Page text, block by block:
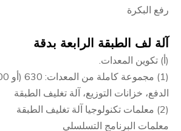
رفع البكرة
آلة لف الطبقة الرابعة بدقة
(أ) تكوين المعدات.
الدفع، خزانات التوزيع، آلة تغليف الطبقة
(2) معلمات تكنولوجيا آلة تغليف الطبقة
معلمات البرنامج التسلسلي